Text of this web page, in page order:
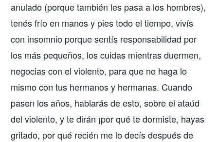
anulado (porque también les pasa a los hombres),
tenés frío en manos y pies todo el tiempo, vivís
con insomnio porque sentís responsabilidad por
los más pequeños, los cuidas mientras duermen,
negocias con el violento, para que no haga lo
mismo con tus hermanos y hermanas. Cuando
pasen los años, hablarás de esto, sobre el ataúd
del violento, y te dirán ¡por qué te dormiste, hayas
gritado, por qué recién me lo decís después de